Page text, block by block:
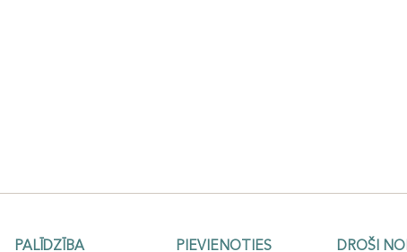
PALĪDZĪBA PIEVIENOTIES DROŠI